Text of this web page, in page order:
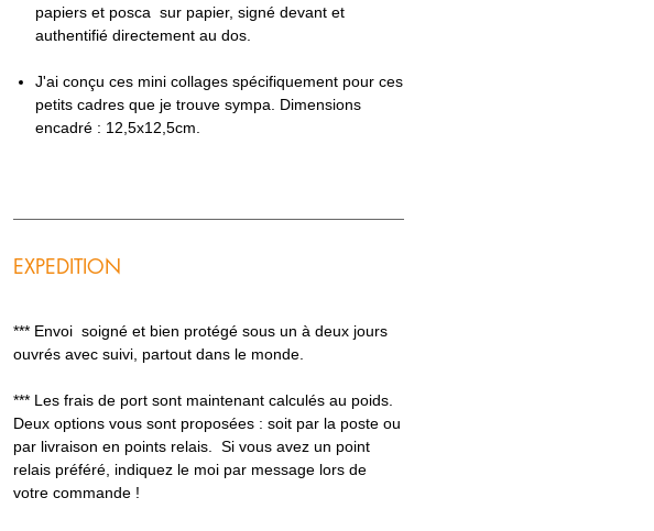
papiers et posca sur papier, signé devant et
authentifié directement au dos.
J'ai conçu ces mini collages spécifiquement pour ces
petits cadres que je trouve sympa. Dimensions
encadré : 12,5x12,5cm.
EXPEDITION
*** Envoi soigné et bien protégé sous un à deux jours
ouvrés avec suivi, partout dans le monde.
*** Les frais de port sont maintenant calculés au poids.
Deux options vous sont proposées : soit par la poste ou
par livraison en points relais. Si vous avez un point
relais préféré, indiquez le moi par message lors de
votre commande !